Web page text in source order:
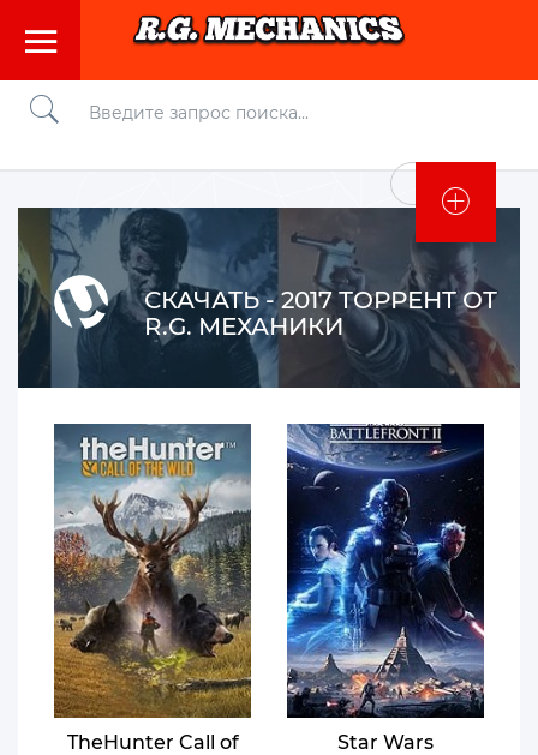
Войти
СКАЧАТЬ - 2017 ТОРРЕНТ ОТ
R.G. МЕХАНИКИ
TheHunter Call of
Star Wars